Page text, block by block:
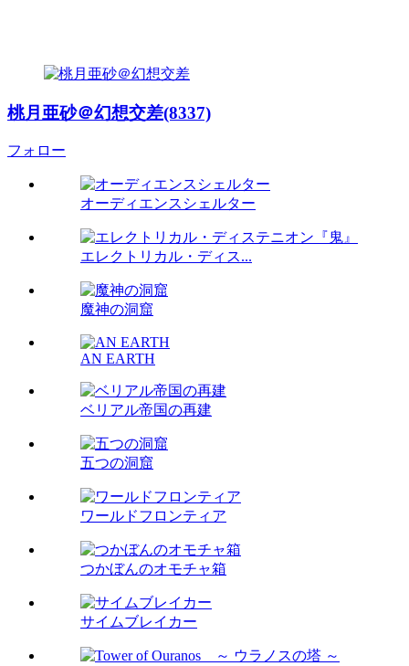
桃月亜砂＠幻想交差(8337)
フォロー
オーディエンスシェルター
エレクトリカル・ディス...
魔神の洞窟
AN EARTH
ベリアル帝国の再建
五つの洞窟
ワールドフロンティア
つかぼんのオモチャ箱
サイムブレイカー